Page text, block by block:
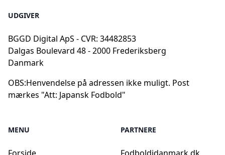
UDGIVER
BGGD Digital ApS - CVR: 34482853
Dalgas Boulevard 48 - 2000 Frederiksberg
Danmark
OBS:Henvendelse på adressen ikke muligt. Post
mærkes "Att: Japansk Fodbold"
MENU
Forside
PARTNERE
Fodboldidanmark.dk